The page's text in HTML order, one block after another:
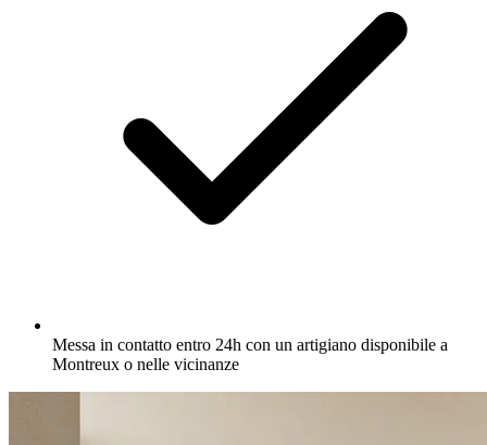
Messa in contatto entro 24h con un artigiano disponibile a
Montreux o nelle vicinanze